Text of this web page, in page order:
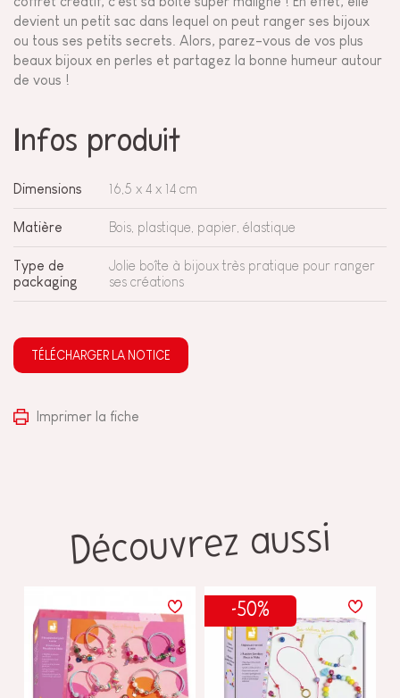
devient un petit sac dans lequel on peut ranger ses bijoux
ou tous ses petits secrets. Alors, parez-vous de vos plus
beaux bijoux en perles et partagez la bonne humeur autour
de vous !
Infos produit
Dimensions 16,5 x 4 x 14 cm
Matière Bois, plastique, papier, élastique
Type de
packaging
Jolie boîte à bijoux très pratique pour ranger
ses créations
TÉLÉCHARGER LA NOTICE
Imprimer la fiche
Découvrez aussi
-50%